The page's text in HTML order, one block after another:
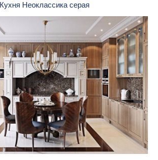
Кухня Неоклассика серая